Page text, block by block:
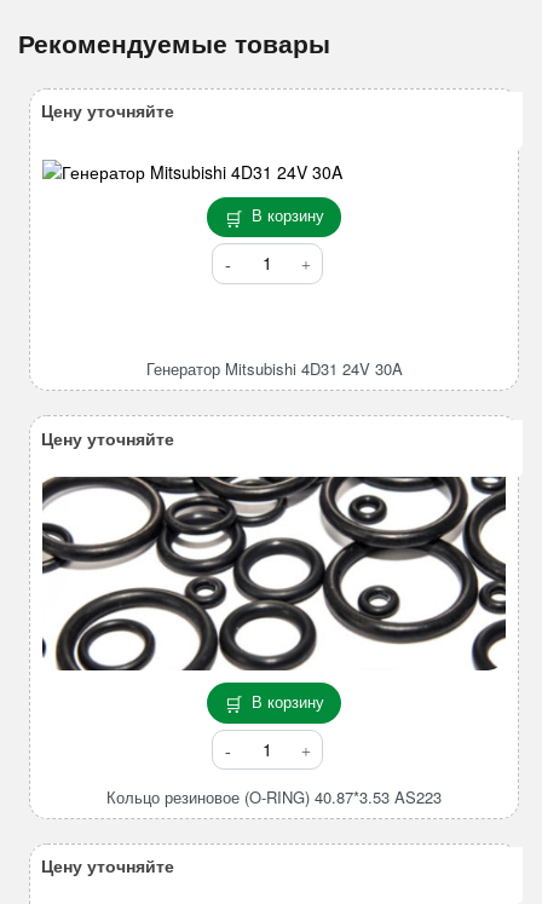
Рекомендуемые товары
В корзину
Количество
товара
24V
Генератор Mitsubishi 4D31 24V 30A
Цену уточняйте
В корзину
Количество
товара
Кольцо
резиновое
(O-
Кольцо резиновое (O-RING) 40.87*3.53 AS223
Цену уточняйте
Цену уточняйте